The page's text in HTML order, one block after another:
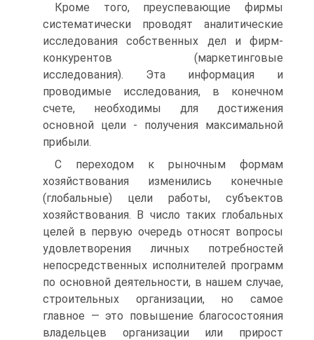
Кроме того, преуспевающие фирмы
систематически проводят аналитические
исследования собственных дел и фирм-
конкурентов (маркетинговые
исследования). Эта информация и
проводимые исследования, в конечном
счете, необходимы для достижения
основной цели - получения максимальной
прибыли.
С переходом к рыночным формам
хозяйствования изменились конечные
(глобальные) цели работы, субъектов
хозяйствования. В число таких глобальных
целей в первую очередь относят вопросы
удовлетворения личных потребностей
непосредственных исполнителей программ
по основной деятельности, в нашем случае,
строительных организации, но самое
главное — это повышение благосостояния
владельцев организации или прирост